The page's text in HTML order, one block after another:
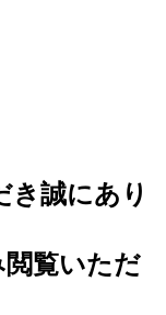
き誠にあり
覧いただ